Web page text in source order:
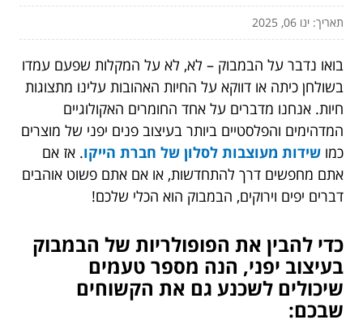
תאריך: ינו 06, 2025
בואו נדבר על הבמבוק – לא, לא על המקלות שפעם עמדו
בשולחן כיתה או דווקא על החיות האהובות עלינו מתצוגות
חיות. אנחנו מדברים על אחד החומרים האקולוגיים
המדהימים והפלסטיים ביותר בעיצוב פנים יפני של מוצרים
כמו שידות מעוצבות לסלון של חברת הייקו. אז אם
אתם מחפשים דרך להתחדשות, או אם אתם פשוט אוהבים
דברים יפים וירוקים, הבמבוק הוא הכלי שלכם!
כדי להבין את הפופולריות של הבמבוק
בעיצוב יפני, הנה מספר טעמים
שיכולים לשכנע גם את הקשוחים
שבכם: